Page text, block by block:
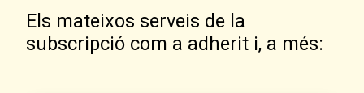
Els mateixos serveis de la
subscripció com a adherit i, a més: